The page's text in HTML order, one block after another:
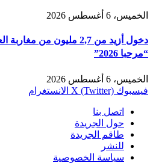
الخميس، 6 أغسطس 2026
دخول أزيد من 2,7 مليون من
“مرحبا 2026”
الخميس، 6 أغسطس 2026
فيسبوك X (Twitter) الانستغرام
اتصل بنا
حول الجريدة
طاقم الجريدة
للنشر
سياسة الخصوصية